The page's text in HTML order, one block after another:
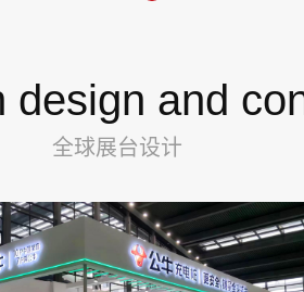
design and
全球展台设计